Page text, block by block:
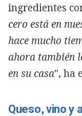
ingredientes
cero está en
hace mucho
ahora también
en su casa", ha
Queso, vino y